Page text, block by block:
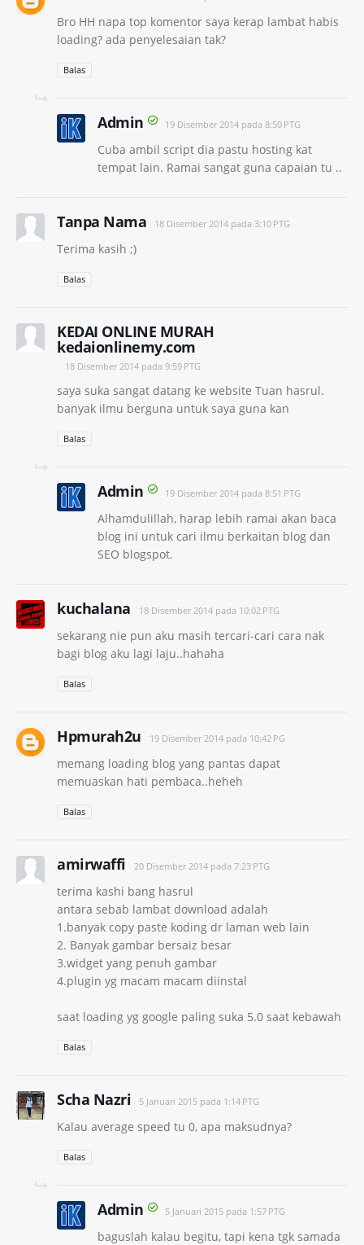
Bro HH napa top komentor saya kerap lambat habis
loading? ada penyelesaian tak?
Balas
Admin 19 Disember 2014 pada 8:50 PTG
Cuba ambil script dia pastu hosting kat
tempat lain. Ramai sangat guna capaian tu ..
Tanpa Nama 18 Disember 2014 pada 3:10 PTG
Terima kasih ;)
Balas
KEDAI ONLINE MURAH
kedaionlinemy.com
18 Disember 2014 pada 9:59 PTG
saya suka sangat datang ke website Tuan hasrul.
banyak ilmu berguna untuk saya guna kan
Balas
Admin 19 Disember 2014 pada 8:51 PTG
Alhamdulillah, harap lebih ramai akan baca
blog ini untuk cari ilmu berkaitan blog dan
SEO blogspot.
kuchalana 18 Disember 2014 pada 10:02 PTG
sekarang nie pun aku masih tercari-cari cara nak
bagi blog aku lagi laju..hahaha
Balas
Hpmurah2u 19 Disember 2014 pada 10:42 PG
memang loading blog yang pantas dapat
memuaskan hati pembaca..heheh
Balas
amirwaffi 20 Disember 2014 pada 7:23 PTG
terima kashi bang hasrul
antara sebab lambat download adalah
1.banyak copy paste koding dr laman web lain
2. Banyak gambar bersaiz besar
3.widget yang penuh gambar
4.plugin yg macam macam diinstal
saat loading yg google paling suka 5.0 saat kebawah
Balas
Scha Nazri 5 Januari 2015 pada 1:14 PTG
Kalau average speed tu 0, apa maksudnya?
Balas
Admin 5 Januari 2015 pada 1:57 PTG
baguslah kalau begitu, tapi kena tgk samada